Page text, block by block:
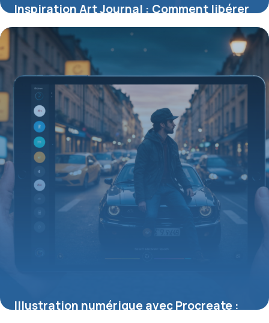
Inspiration Art Journal : Comment libérer
votre créativité sur la page
Illustration numérique avec Procreate :